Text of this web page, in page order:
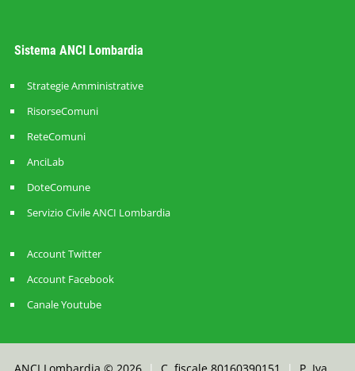
Sistema ANCI Lombardia
Strategie Amministrative
RisorseComuni
ReteComuni
AnciLab
DoteComune
Servizio Civile ANCI Lombardia
Account Twitter
Account Facebook
Canale Youtube